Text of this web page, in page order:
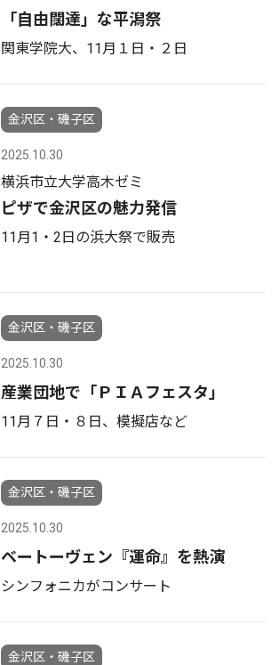
「自由闊達」な平潟祭
関東学院大、11月１日・２日
金沢区・磯子区
2025.10.30
横浜市立大学高木ゼミ
ピザで金沢区の魅力発信
11月1・2日の浜大祭で販売
金沢区・磯子区
2025.10.30
産業団地で「ＰＩＡフェスタ」
11月７日・８日、模擬店など
金沢区・磯子区
2025.10.30
ベートーヴェン『運命』を熱演
シンフォニカがコンサート
金沢区・磯子区